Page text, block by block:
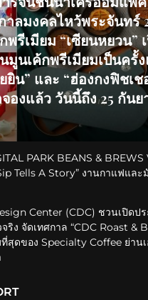
าลมงคลไหว้พระจันทร์
พรีเมียม “เซียนหยวน”
มูนเค้กพรีเมียมเป็นครั้
ยิน” และ “ฮ่องกงฟิชเช
องแล้ว วันนี้ถึง 25 กันย
PARK BEANS & BREWS
Tells A Story” งานกาแฟและ
Center (CDC) ชวนเปิดป
ริง จัดเทศกาล “CDC Roast &
ที่สุดของ Specialty Coffee ย่าน